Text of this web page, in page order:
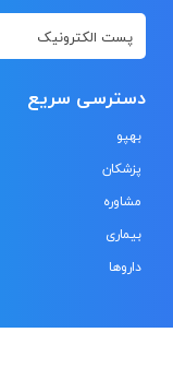
دسترسی سریع
بهپو
پزشکان
مشاوره
بیماری
داروها